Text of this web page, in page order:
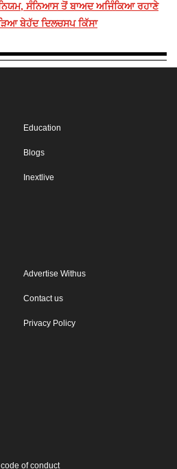
ਸੰਨਿਆਸ ਤੋਂ ਬਾਅਦ ਅਜਿੰਕਿਆ ਰਹਾਣੇ
ਬੇਹੱਦ ਦਿਲਚਸਪ ਕਿੱਸਾ
Education
Blogs
Inextlive
Advertise Withus
Contact us
Privacy Policy
of conduct